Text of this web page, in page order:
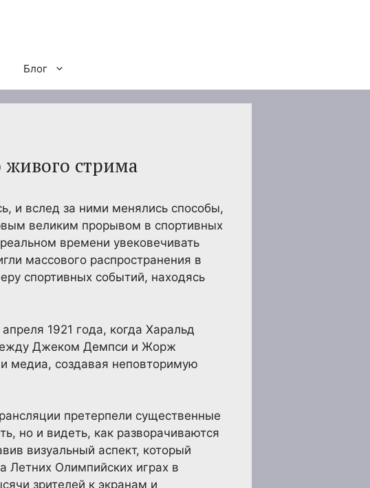
Блог
стрима
и вслед за ними менялись способы,
великим прорывом в спортивных
времени увековечивать
массового распространения в
спортивных событий, находясь
1921 года, когда Харальд
Джеком Демпси и Жорж
медиа, создавая неповторимую
претерпели существенные
но и видеть, как разворачиваются
визуальный аспект, который
Летних Олимпийских играх в
зрителей к экранам и